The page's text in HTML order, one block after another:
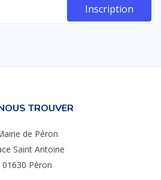
TROUVER
de Péron
Saint Antoine
01630 Péron